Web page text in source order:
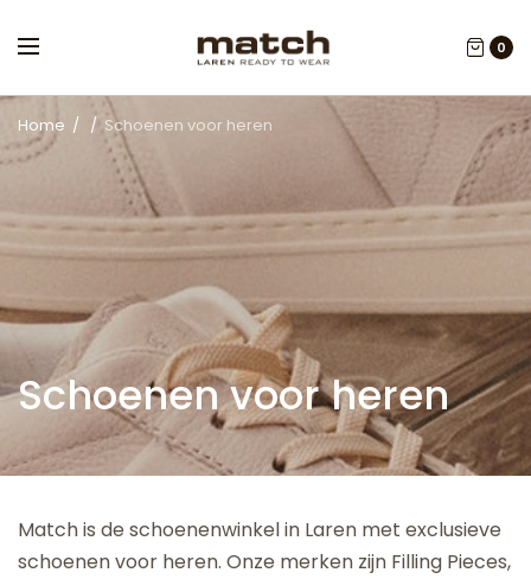
0
Home / / Schoenen voor heren
Schoenen voor heren
Match is de schoenenwinkel in Laren met exclusieve
schoenen voor heren. Onze merken zijn Filling Pieces,